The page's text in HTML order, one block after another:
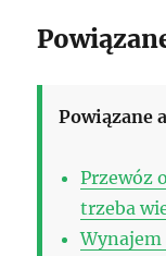
Powiązane
Przewóz
trzeba